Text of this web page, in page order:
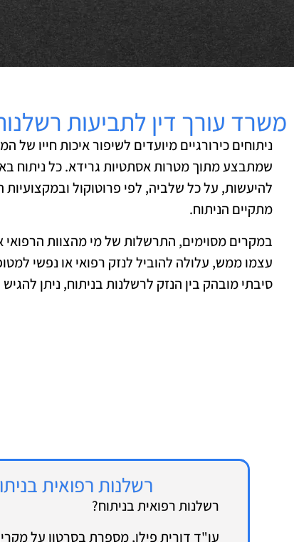
משרד עורך דין לתביעות
ניתוחים כירורגיים מיועדים לשיפור איכות חייו
שמתבצע מתוך מטרות אסתטיות גרידא. כל ניתוח
להיעשות, על כל שלביה, לפי פרוטוקול
מתקיים הניתוח.
במקרים מסוימים, התרשלות של מי מהצוות
עצמו ממש, עלולה להוביל לנזק רפואי או נפשי
סיבתי מובהק בין הנזק לרשלנות בניתוח, ניתן
רשלנות רפואית
רשלנות רפואית בניתוח?
עו"ד דורית פילו, מספרת בסרטון על